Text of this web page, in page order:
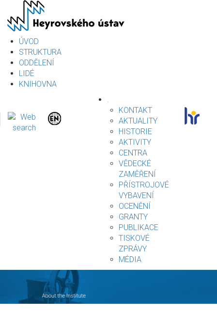
hlavnímu
obsahuÚVOD
STRUKTURA
ODDĚLENÍ
LIDÉ
KNIHOVNA
.
KONTAKT
AKTUALITY
HISTORIE
AKTIVITY
CENTRA
VĚDECKÉ
ZAMĚŘENÍ
PŘÍSTROJOVÉ
VYBAVENÍ
OCENĚNÍ
GRANTY
PUBLIKACE
TISKOVÉ
ZPRÁVY
MÉDIA